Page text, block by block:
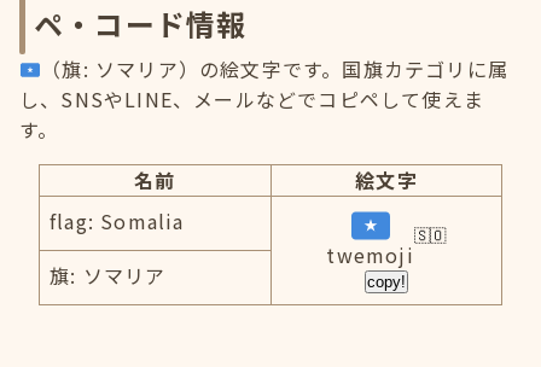
ペ・コード情報
（旗: ソマリア）の絵文字です。国旗カテゴリに属
し、SNSやLINE、メールなどでコピペして使えま
す。
名前
絵文字
flag: Somalia
twemoji
copy!
旗: ソマリア